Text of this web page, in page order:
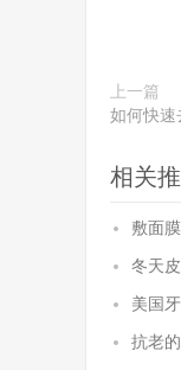
上一篇
如何快速
相关
敷面
冬天
美国
抗老